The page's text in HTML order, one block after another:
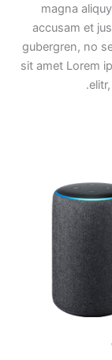
magna
accusam et
gubergren, no
sit amet Lorem